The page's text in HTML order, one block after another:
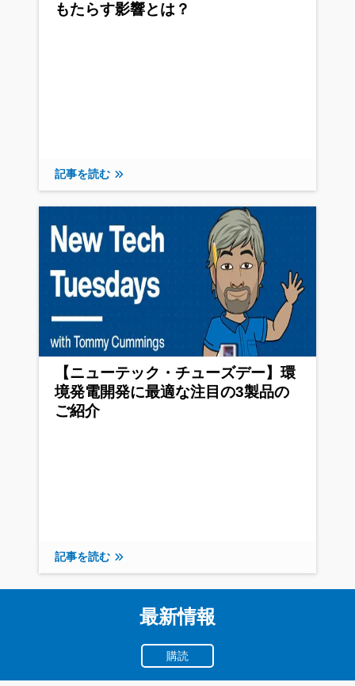
もたらす影響とは？
記事を読む
【ニューテック・チューズデー】環
境発電開発に最適な注目の3製品の
ご紹介
記事を読む
最新情報
購読